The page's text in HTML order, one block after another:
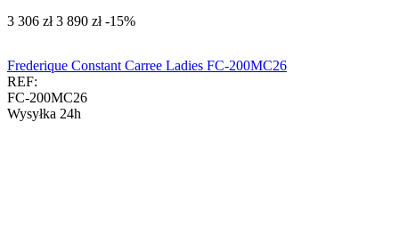
‍3 306‍ zł ‍3 890‍ zł -15%
Frederique Constant Carree Ladies FC-200MC26
REF:
FC-200MC26
Wysyłka 24h